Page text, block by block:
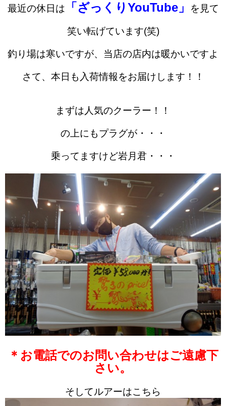
最近の休日は 「ざっくりYouTube」 を見て
笑い転げています(笑)
釣り場は寒いですが、当店の店内は暖かいですよ
さて、本日も入荷情報をお届けします！！
まずは人気のクーラー！！
の上にもプラグが・・・
乗ってますけど岩月君・・・
＊お電話でのお問い合わせはご遠慮下
さい。
そしてルアーはこちら